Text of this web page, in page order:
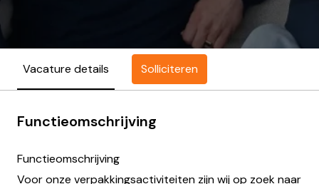
Vacature details Solliciteren
Functieomschrijving
Functieomschrijving
Voor onze verpakkingsactiviteiten zijn wij op zoek naar